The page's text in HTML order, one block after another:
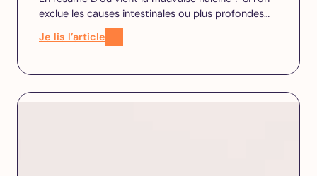
exclue les causes intestinales ou plus profondes…
Je lis l’article